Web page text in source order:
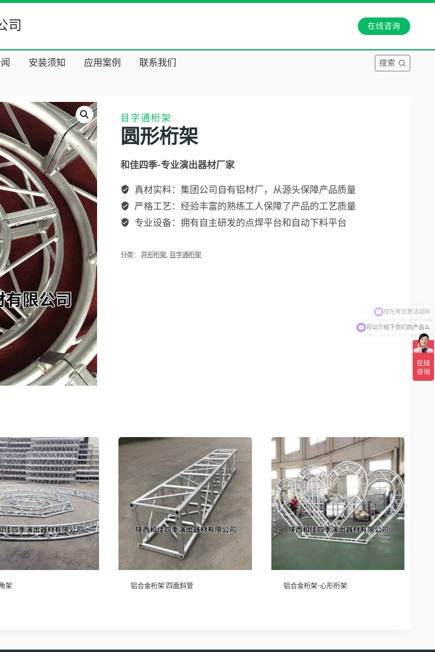
司 在线咨询
安装须知 应用案例 联系我们 搜索
目字通桁架
圆形桁架
和佳四季-专业演出器材厂家
真材实料：集团公司自有铝材厂，从源头保障产品质量
严格工艺：经验丰富的熟练工人保障了产品的工艺质量
专业设备：拥有自主研发的点焊平台和自动下料平台
分类：异形桁架, 目字通桁架
架 铝合金桁架 四面斜管 铝合金桁架-心形桁架
可以介绍下你们的产品么